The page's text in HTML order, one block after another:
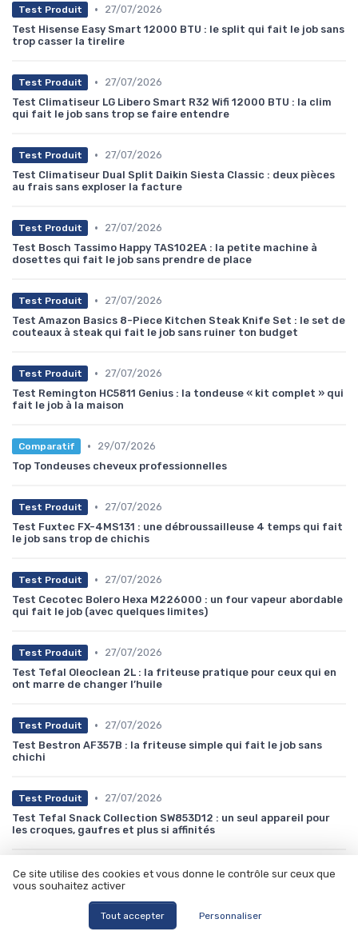
Test Produit •
27/07/2026
Test Hisense Easy Smart 12000 BTU : le split qui fait le job sans
trop casser la tirelire
Test Produit •
27/07/2026
Test Climatiseur LG Libero Smart R32 Wifi 12000 BTU : la clim
qui fait le job sans trop se faire entendre
Test Produit •
27/07/2026
Test Climatiseur Dual Split Daikin Siesta Classic : deux pièces
au frais sans exploser la facture
Test Produit •
27/07/2026
Test Bosch Tassimo Happy TAS102EA : la petite machine à
dosettes qui fait le job sans prendre de place
Test Produit •
27/07/2026
Test Amazon Basics 8-Piece Kitchen Steak Knife Set : le set de
couteaux à steak qui fait le job sans ruiner ton budget
Test Produit •
27/07/2026
Test Remington HC5811 Genius : la tondeuse « kit complet » qui
fait le job à la maison
Comparatif •
29/07/2026
Top Tondeuses cheveux professionnelles
Test Produit •
27/07/2026
Test Fuxtec FX-4MS131 : une débroussailleuse 4 temps qui fait
le job sans trop de chichis
Test Produit •
27/07/2026
Test Cecotec Bolero Hexa M226000 : un four vapeur abordable
qui fait le job (avec quelques limites)
Test Produit •
27/07/2026
Test Tefal Oleoclean 2L : la friteuse pratique pour ceux qui en
ont marre de changer l’huile
Test Produit •
27/07/2026
Test Bestron AF357B : la friteuse simple qui fait le job sans
chichi
Test Produit •
27/07/2026
Test Tefal Snack Collection SW853D12 : un seul appareil pour
les croques, gaufres et plus si affinités
Test Produit • 28/07/2026
Test Fengda FD-186 : le compresseur d’aérographe sérieux
Ce site utilise des cookies et vous donne le contrôle sur ceux que
vous souhaitez activer
Tout accepter Personnaliser